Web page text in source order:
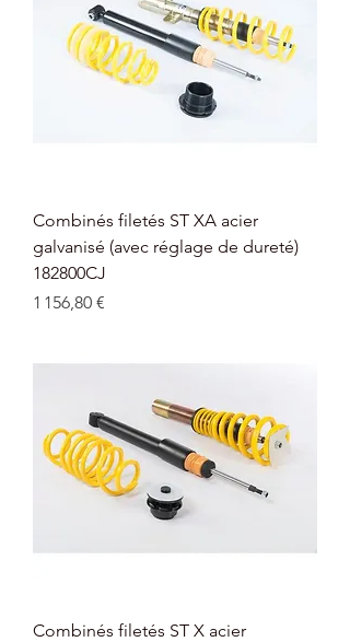
Combinés filetés ST XA acier
galvanisé (avec réglage de dureté)
182800CJ
Prix
1 156,80 €
Combinés filetés ST X acier